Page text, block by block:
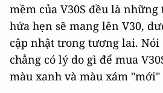
mềm của V30S đều là
hứa hẹn sẽ mang lên V30,
cập nhật trong tương lai. Nói
chẳng có lý do gì để mua
màu xanh và màu xám "mới"